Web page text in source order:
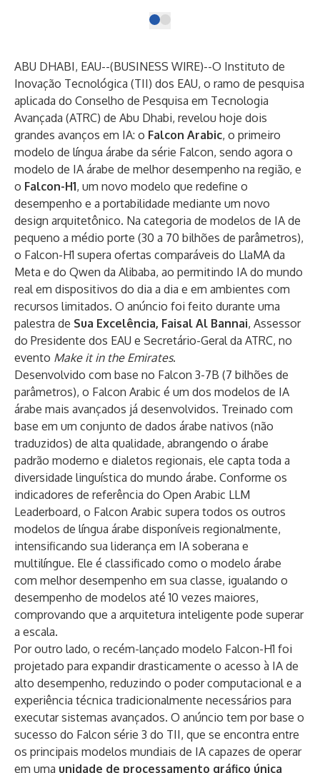
ABU DHABI, EAU--(BUSINESS WIRE)--O Instituto de
Inovação Tecnológica (TII) dos EAU, o ramo de pesquisa
aplicada do Conselho de Pesquisa em Tecnologia
Avançada (ATRC) de Abu Dhabi, revelou hoje dois
grandes avanços em IA: o Falcon Arabic, o primeiro
modelo de língua árabe da série Falcon, sendo agora o
modelo de IA árabe de melhor desempenho na região, e
o Falcon-H1, um novo modelo que redefine o
desempenho e a portabilidade mediante um novo
design arquitetônico. Na categoria de modelos de IA de
pequeno a médio porte (30 a 70 bilhões de parâmetros),
o Falcon-H1 supera ofertas comparáveis ​​do LlaMA da
Meta e do Qwen da Alibaba, ao permitindo IA do mundo
real em dispositivos do dia a dia e em ambientes com
recursos limitados. O anúncio foi feito durante uma
palestra de Sua Excelência, Faisal Al Bannai, Assessor
do Presidente dos EAU e Secretário-Geral da ATRC, no
evento Make it in the Emirates.
Desenvolvido com base no Falcon 3-7B (7 bilhões de
parâmetros), o Falcon Arabic é um dos modelos de IA
árabe mais avançados já desenvolvidos. Treinado com
base em um conjunto de dados árabe nativos (não
traduzidos) de alta qualidade, abrangendo o árabe
padrão moderno e dialetos regionais, ele capta toda a
diversidade linguística do mundo árabe. Conforme os
indicadores de referência do Open Arabic LLM
Leaderboard, o Falcon Arabic supera todos os outros
modelos de língua árabe disponíveis regionalmente,
intensificando sua liderança em IA soberana e
multilíngue. Ele é classificado como o modelo árabe
com melhor desempenho em sua classe, igualando o
desempenho de modelos até 10 vezes maiores,
comprovando que a arquitetura inteligente pode superar
a escala.
Por outro lado, o recém-lançado modelo Falcon-H1 foi
projetado para expandir drasticamente o acesso à IA de
alto desempenho, reduzindo o poder computacional e a
experiência técnica tradicionalmente necessários para
executar sistemas avançados. O anúncio tem por base o
sucesso do Falcon série 3 do TII, que se encontra entre
os principais modelos mundiais de IA capazes de operar
em uma unidade de processamento gráfico única